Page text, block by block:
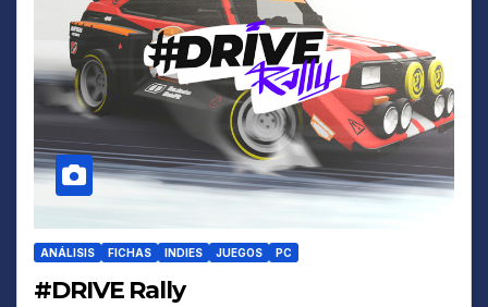
ANÁLISIS FICHAS INDIES JUEGOS PC
#DRIVE Rally